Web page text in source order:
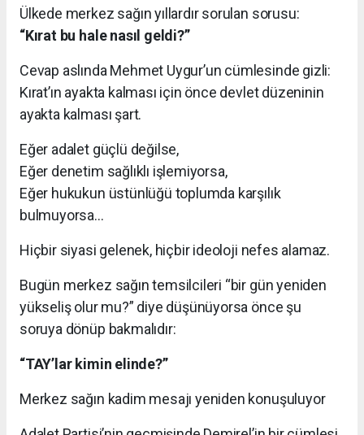
Ülkede merkez sağın yıllardır sorulan sorusu:
“Kırat bu hale nasıl geldi?”
Cevap aslında Mehmet Uygur’un cümlesinde gizli:
Kırat’ın ayakta kalması için önce devlet düzeninin
ayakta kalması şart.
Eğer adalet güçlü değilse,
Eğer denetim sağlıklı işlemiyorsa,
Eğer hukukun üstünlüğü toplumda karşılık
bulmuyorsa…
Hiçbir siyasi gelenek, hiçbir ideoloji nefes alamaz.
Bugün merkez sağın temsilcileri “bir gün yeniden
yükseliş olur mu?” diye düşünüyorsa önce şu
soruya dönüp bakmalıdır:
“TAY’lar kimin elinde?”
Merkez sağın kadim mesajı yeniden konuşuluyor